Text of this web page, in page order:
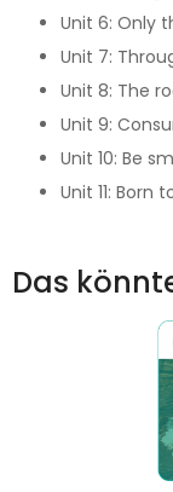
Unit 6: Only
Unit 7:
Unit 8: The
Unit 9:
Unit 10: Be
Unit 11: Born
Das